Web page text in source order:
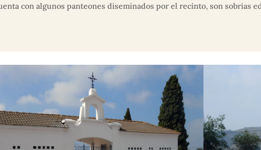
con algunos panteones diseminados por el recinto, son sobrias